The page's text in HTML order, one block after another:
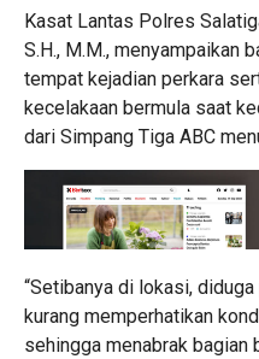
Kasat Lantas Polres
S.H., M.M., menyampaikan
tempat kejadian perkara
kecelakaan bermula saat
dari Simpang Tiga ABC
“Setibanya di lokasi,
kurang memperhatikan
sehingga menabrak bagian